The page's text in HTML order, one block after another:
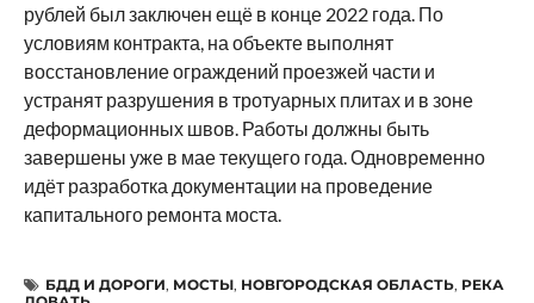
рублей был заключен ещё в конце 2022 года. По
условиям контракта, на объекте выполнят
восстановление ограждений проезжей части и
устранят разрушения в тротуарных плитах и в зоне
деформационных швов. Работы должны быть
завершены уже в мае текущего года. Одновременно
идёт разработка документации на проведение
капитального ремонта моста.
БДД И ДОРОГИ, МОСТЫ, НОВГОРОДСКАЯ ОБЛАСТЬ, РЕКА